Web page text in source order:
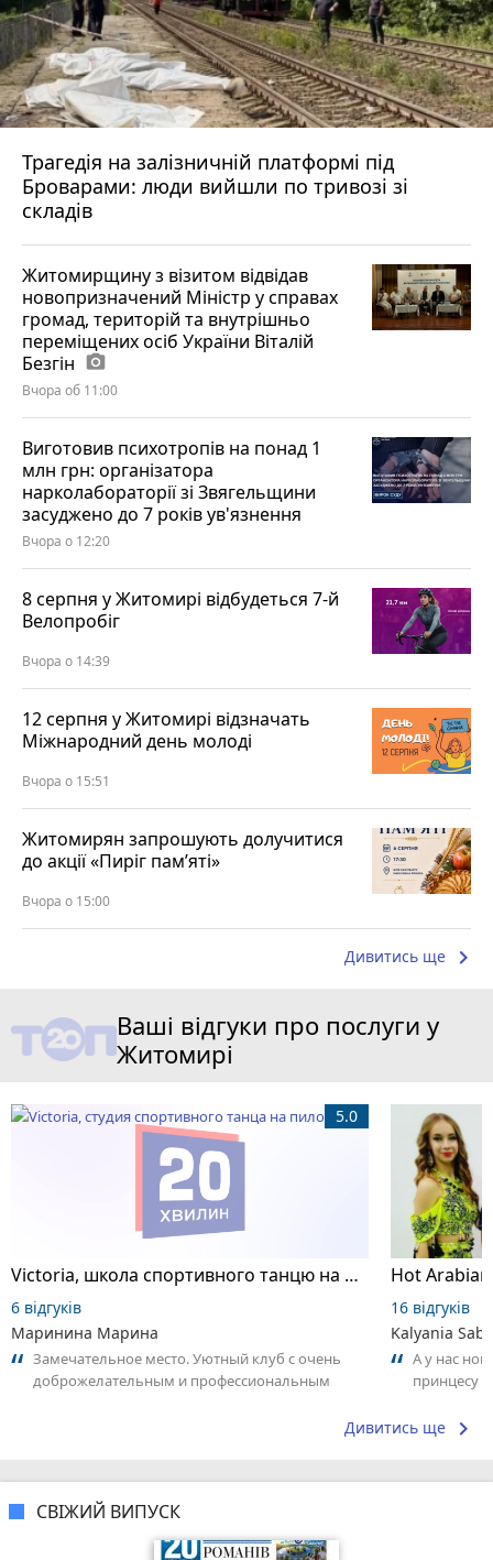
Трагедія на залізничній платформі під
Броварами: люди вийшли по тривозі зі
складів
Житомирщину з візитом відвідав
новопризначений Міністр у справах
громад, територій та внутрішньо
переміщених осіб України Віталій
Безгін photo_camera
Вчора об 11:00
Виготовив психотропів на понад 1
млн грн: організатора
нарколабораторії зі Звягельщини
засуджено до 7 років ув'язнення
Вчора о 12:20
8 серпня у Житомирі відбудеться 7-й
Велопробіг
Вчора о 14:39
12 серпня у Житомирі відзначать
Міжнародний день молоді
Вчора о 15:51
Житомирян запрошують долучитися
до акції «Пиріг пам’яті»
Вчора о 15:00
Дивитись ще keyboard_arrow_right
Ваші відгуки про послуги у
Житомирі
Victoria, школа спортивного танцю на пілоні
5.0
6 відгуків
Маринина Марина
Замечательное место. Уютный клуб с очень
доброжелательным и профессиональным
16 відгуків
Kalyania
А у нас
принцесу
Дивитись ще keyboard_arrow_right
СВІЖИЙ ВИПУСК